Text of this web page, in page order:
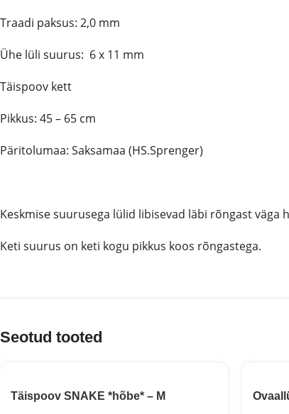
Traadi paksus: 2,0 mm
Ühe lüli suurus: 6 x 11 mm
Täispoov kett
Pikkus: 45 – 65 cm
Päritolumaa: Saksamaa (HS.Sprenger)
Keskmise suurusega lülid libisevad läbi rõngast väga
Keti suurus on keti kogu pikkus koos rõngastega.
Seotud tooted
Täispoov SNAKE *hõbe* – M